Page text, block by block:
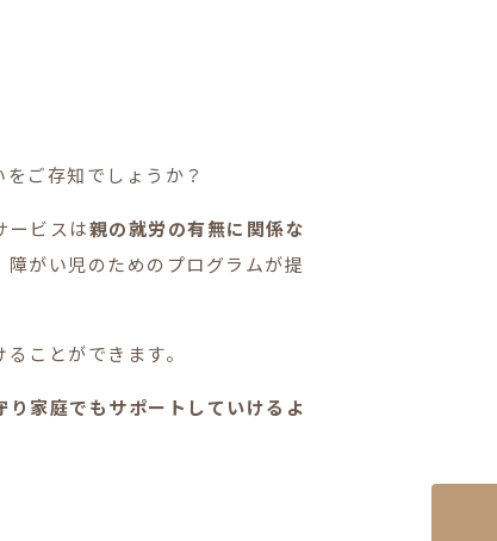
ご存知でしょうか？
ービスは親の就労の有無に関係な
がい児のためのプログラムが提
ことができます。
り家庭でもサポートしていけるよ